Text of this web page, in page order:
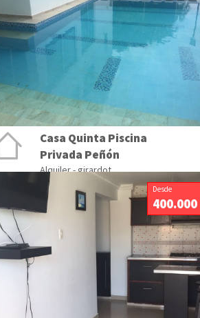
Casa Quinta Piscina
Privada Peñón
Alquiler - girardot
Desde
400.000